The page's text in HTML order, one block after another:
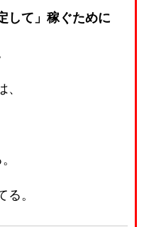
して」稼ぐために
。